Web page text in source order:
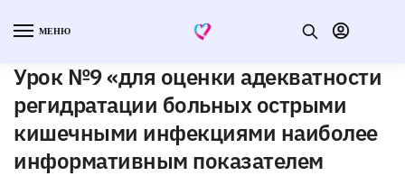
МЕНЮ
Урок №9 «для оценки адекватности
регидратации больных острыми
кишечными инфекциями наиболее
информативным показателем